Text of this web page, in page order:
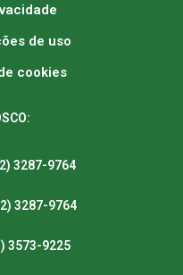
de uso
cookies
3287-9764
3287-9764
3573-9225